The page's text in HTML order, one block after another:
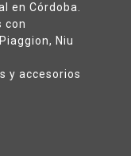
en Córdoba.
con
Piaggion, Niu
y accesorios